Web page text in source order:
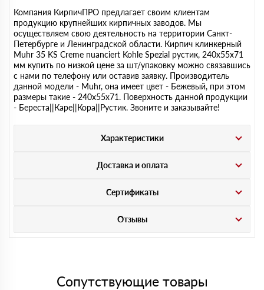
Компания КирпичПРО предлагает своим клиентам
продукцию крупнейших кирпичных заводов. Мы
осуществляем свою деятельность на территории Санкт-
Петербурге и Ленинградской области. Кирпич клинкерный
Muhr 35 KS Creme nuanciert Kohle Spezial рустик, 240х55х71
мм купить по низкой цене за шт/упаковку можно связавшись
с нами по телефону или оставив заявку. Производитель
данной модели - Muhr, она имеет цвет - Бежевый, при этом
размеры такие - 240х55х71. Поверхность данной продукции
- Береста||Каре||Кора||Рустик. Звоните и заказывайте!
Характеристики
Доставка и оплата
Сертификаты
Отзывы
Сопутствующие товары